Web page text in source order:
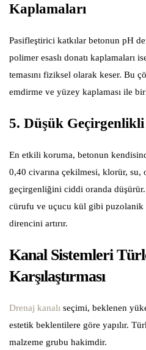
Kaplamaları
Pasifleştirici katkılar betonun pH
polimer esaslı donatı kaplamaları
temasını fiziksel olarak keser. Bu
emdirme ve yüzey kaplaması ile
5. Düşük Geçirgenlikli
En etkili koruma, betonun
0,40 civarına çekilmesi, klorür,
geçirgenliğini ciddi oranda düşürür.
cürufu ve uçucu kül gibi puzolanik
direncini artırır.
Kanal Sistemleri
Karşılaştırması
Drenaj kanalı seçimi, beklenen
estetik beklentilere göre yapılır.
malzeme grubu hakimdir.